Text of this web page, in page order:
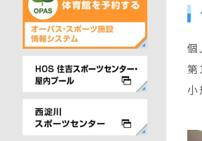
個
第
小